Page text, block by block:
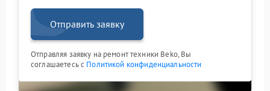
Отправить заявку
Отправляя заявку на ремонт техники Beko, Вы
соглашаетесь с Политикой конфиденциальности